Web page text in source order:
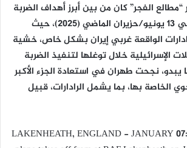
“مطالع الفجر” كان من بين أبرز أهداف الضربة
الجوية الإسرائيلية في 13 يونيو/حزيران الماضي (2025)، حيث
الواقعة غربي إيران بشكل خاص، خشية
الإسرائيلية خلال توغلها لتنفيذ الضربة
يبدو، نجحت طهران في استعادة الجزء الأكبر
الخاصة بها، بما يشمل الرادارات، قبيل